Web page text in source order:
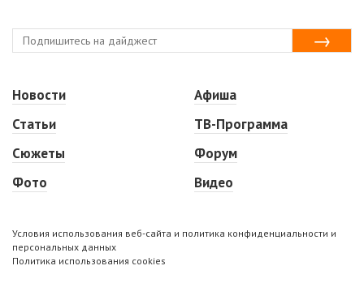
Новости
Статьи
Сюжеты
Фото
Афиша
ТВ-Программа
Форум
Видео
Условия использования веб-сайта и политика конфиденциальности и
персональных данных
Политика использования cookies